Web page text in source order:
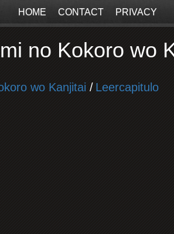
HOME CONTACT PRIVACY
no Kokoro wo
wo Kanjitai / Leercapitulo